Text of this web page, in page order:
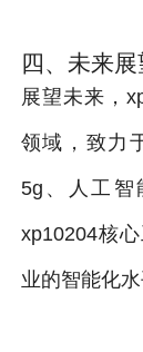
四、未来
展望未来，
领域，致力
5g、人工智
xp10204核
业的智能化水